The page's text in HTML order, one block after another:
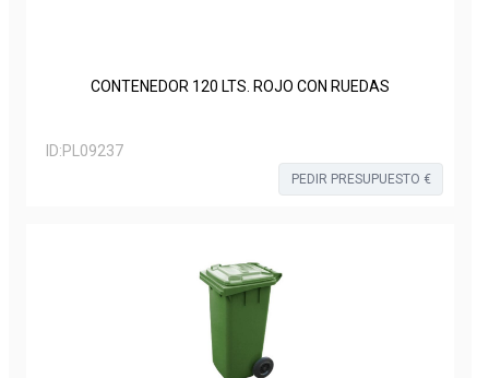
CONTENEDOR 120 LTS. ROJO CON RUEDAS
ID:PL09237
PEDIR PRESUPUESTO €